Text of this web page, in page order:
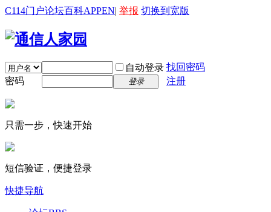
C114门户论坛百科APPEN| 举报 切换到宽版
自动登录 找回密码
密码
登录 注册
只需一步，快速开始
短信验证，便捷登录
快捷导航